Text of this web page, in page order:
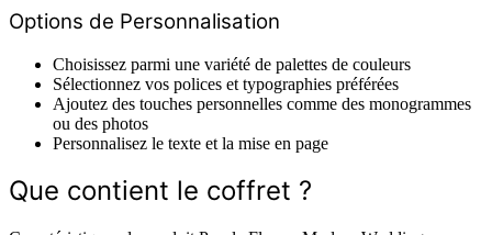
Options de Personnalisation
Choisissez parmi une variété de palettes de couleurs
Sélectionnez vos polices et typographies préférées
Ajoutez des touches personnelles comme des monogrammes
ou des photos
Personnalisez le texte et la mise en page
Que contient le coffret ?